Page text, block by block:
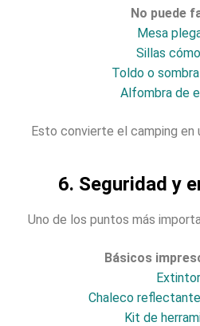
No puede
Mesa
Sillas
Toldo o
Alfombra de
Esto convierte el camping en
6. Seguridad y
Uno de los puntos más
Básicos
Extintor
Chaleco
Kit de